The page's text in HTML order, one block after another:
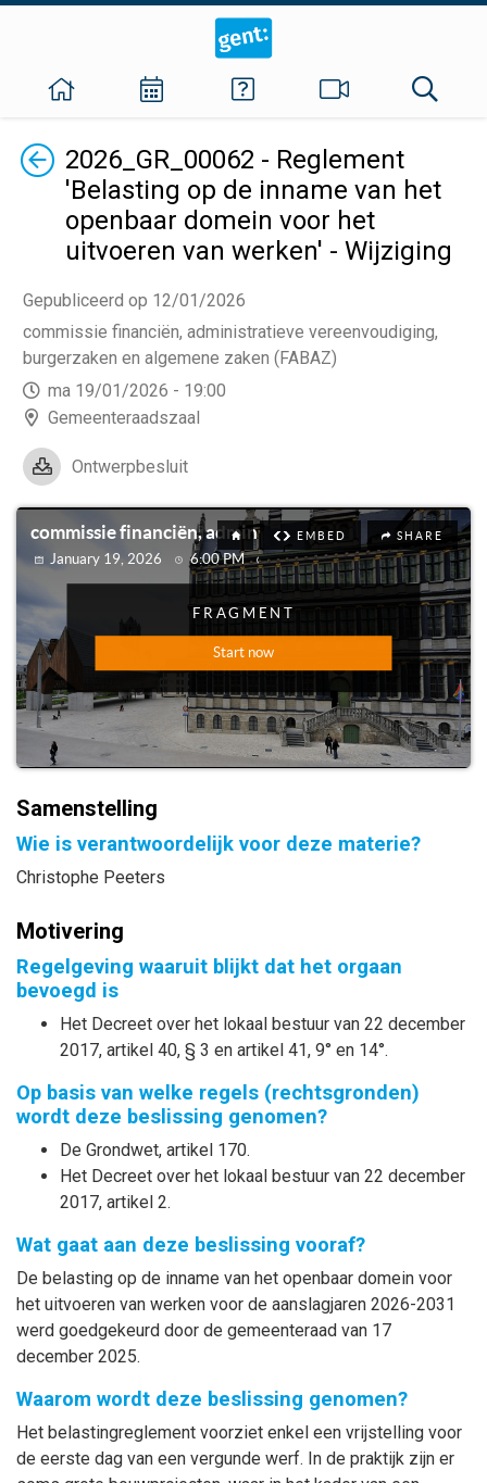
Terug2026_GR_00062 - Reglement
'Belasting op de inname van het
openbaar domein voor het
uitvoeren van werken' - Wijziging
Gepubliceerd op 12/01/2026
commissie financiën, administratieve vereenvoudiging,
burgerzaken en algemene zaken (FABAZ)
ma 19/01/2026 - 19:00
Gemeenteraadszaal
Ontwerpbesluit
Samenstelling
Wie is verantwoordelijk voor deze materie?
Christophe Peeters
Motivering
Regelgeving waaruit blijkt dat het orgaan
bevoegd is
Het Decreet over het lokaal bestuur van 22 december
2017, artikel 40, § 3 en artikel 41, 9° en 14°.
Op basis van welke regels (rechtsgronden)
wordt deze beslissing genomen?
De Grondwet, artikel 170.
Het Decreet over het lokaal bestuur van 22 december
2017, artikel 2.
Wat gaat aan deze beslissing vooraf?
De belasting op de inname van het openbaar domein voor
het uitvoeren van werken voor de aanslagjaren 2026-2031
werd goedgekeurd door de gemeenteraad van 17
december 2025.
Waarom wordt deze beslissing genomen?
Het belastingreglement voorziet enkel een vrijstelling voor
de eerste dag van een vergunde werf. In de praktijk zijn er